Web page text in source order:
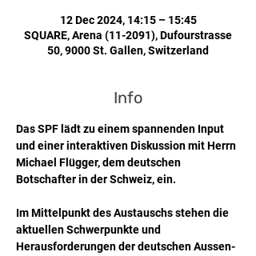
12 Dec 2024, 14:15 – 15:45
SQUARE, Arena (11-2091), Dufourstrasse
50, 9000 St. Gallen, Switzerland
Info
Das SPF lädt zu einem spannenden Input
und einer interaktiven Diskussion mit Herrn
Michael Flügger, dem deutschen
Botschafter in der Schweiz, ein.
Im Mittelpunkt des Austauschs stehen die
aktuellen Schwerpunkte und
Herausforderungen der deutschen Aussen-